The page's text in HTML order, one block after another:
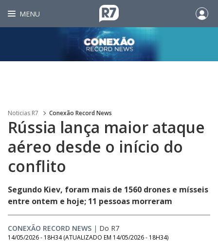
MENU
Noticias R7 Conexão Record News
Rússia lança maior ataque
aéreo desde o início do
conflito
Segundo Kiev, foram mais de 1560 drones e mísseis
entre ontem e hoje; 11 pessoas morreram
CONEXÃO RECORD NEWS | Do R7
14/05/2026 - 18H34 (ATUALIZADO EM 14/05/2026 - 18H34)